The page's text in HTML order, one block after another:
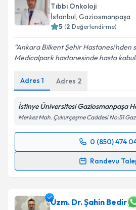
Tıbbi Onkoloji
İstanbul, Gaziosmanpaşa
5 (2 Değerlendirme)
Ankara Bilkent Şehir Hastanesi’nden
Medicalpark hastanesinde hasta
Adres 1 Adres 2
İstinye Üniversitesi Gaziosmanpaşa
Merkez Mah. Çukurçeşme Caddesi No:51
0 (850) 474
Randevu
Randevu Takvimi Talebi
takvim hazırlandığında e-posta
Uzm. Dr. Şahin Bedir